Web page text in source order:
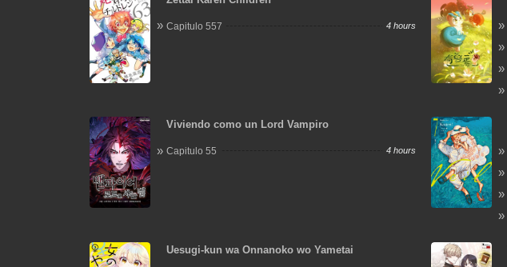
Capitulo 557 4 hours
Viviendo como un Lord Vampiro
Capitulo 55 4 hours
Uesugi-kun wa Onnanoko wo Yametai